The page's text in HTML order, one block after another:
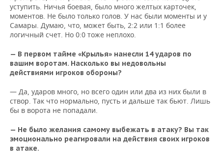
уступить. Ничья боевая, было много желтых карточек,
моментов. Не было только голов. У нас были моменты и у
Самары. Думаю, что, может быть, 2:2 или 1:1 более
логичный счет. Но 0:0 тоже неплохо.
— В первом тайме «Крылья» нанесли 14 ударов по
вашим воротам. Насколько вы недовольны
действиями игроков обороны?
— Да, ударов много, но всего один или два из них были в
створ. Так что нормально, пусть и дальше так бьют. Лишь
бы в ворота не попадали.
— Не было желания самому выбежать в атаку? Вы так
эмоционально реагировали на действия своих игроков
в атаке.